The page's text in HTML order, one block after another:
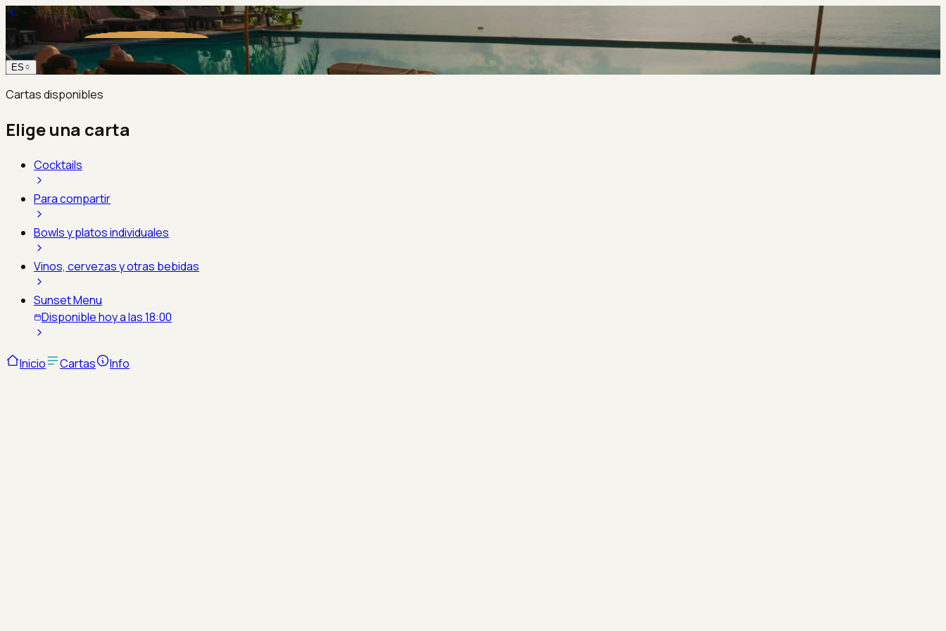
ES
Cartas disponibles
Elige una carta
Cocktails
Para compartir
Bowls y platos individuales
Vinos, cervezas y otras bebidas
Sunset Menu
Disponible hoy a las 18:00
Inicio Cartas Info